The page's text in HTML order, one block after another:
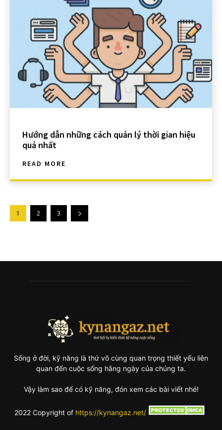
Hướng dẫn những cách quản lý thời gian hiệu
quả nhất
READ MORE
1 2 3
Sống ở đời, kỹ năng là thứ vô cùng quan trọng thiết yếu liên
quan đến cuộc sống hằng ngày của chúng ta.
Vậy làm sao để có kỹ năng, đón xem các bài viết nhé!
2022 Copyright of https://kynangaz.net/